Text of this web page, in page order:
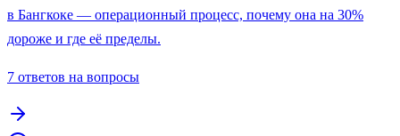
в Бангкоке — операционный процесс, почему она на 30%
дороже и где её пределы.
7 ответов на вопросы